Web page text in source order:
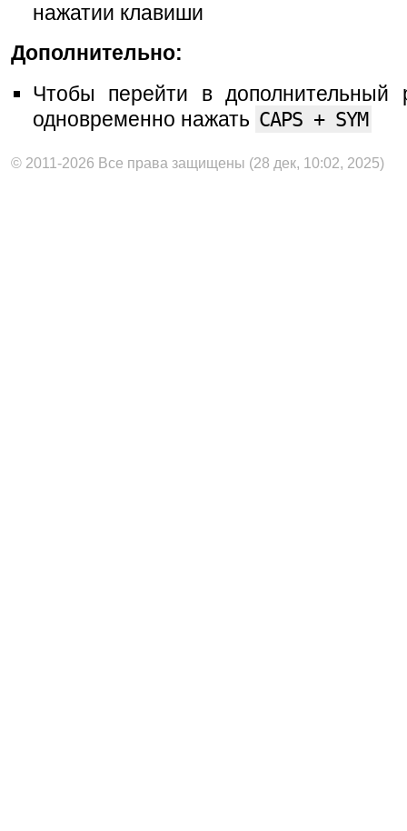
нажатии клавиши
Дополнительно:
Чтобы перейти в дополнительный
одновременно нажать CAPS + SYM
© 2011-2026 Все права защищены (28 дек, 10:02, 2025)